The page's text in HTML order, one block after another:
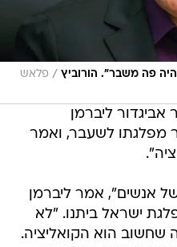
פה משבר". הורוביץ / פלאש
ליברמן
מפלגתו לשעבר, ואמר
אנשים", אמר ליברמן
ישראל ביתנו. "לא
הוא הקואליציה.